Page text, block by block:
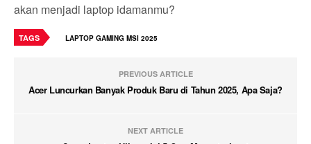
akan menjadi laptop idamanmu?
TAGS LAPTOP GAMING MSI 2025
PREVIOUS ARTICLE
Acer Luncurkan Banyak Produk Baru di Tahun 2025, Apa Saja?
NEXT ARTICLE